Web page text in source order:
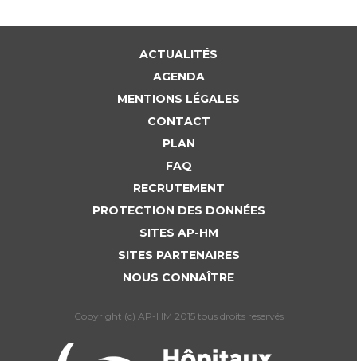
ACTUALITÉS
AGENDA
MENTIONS LÉGALES
CONTACT
PLAN
FAQ
RECRUTEMENT
PROTECTION DES DONNÉES
SITES AP-HM
SITES PARTENAIRES
NOUS CONNAÎTRE
Copyright (c) AP-HM 2015 tous droits reservés